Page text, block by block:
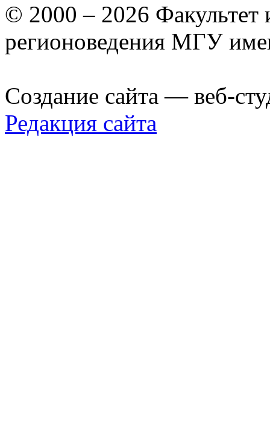
© 2000 – 2026 Факультет
регионоведения МГУ
Создание сайта — веб-
Редакция сайта